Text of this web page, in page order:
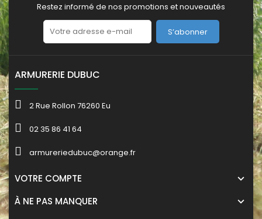
Restez informé de nos promotions et nouveautés
S’abonner
ARMURERIE DUBUC
2 Rue Rollon 76260 Eu
02 35 86 41 64
armureriedubuc@orange.fr
VOTRE COMPTE
À NE PAS MANQUER